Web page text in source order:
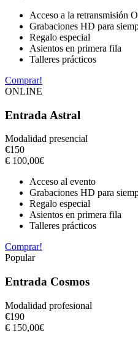
Acceso a la retransmisión
Grabaciones HD para
Regalo especial
Asientos en primera fila
Talleres prácticos
Comprar!
ONLINE
Entrada Astral
Modalidad presencial
€150
€ 100,00€
Acceso al evento
Grabaciones HD para
Regalo especial
Asientos en primera fila
Talleres prácticos
Comprar!
Popular
Entrada Cosmos
Modalidad profesional
€190
€ 150,00€